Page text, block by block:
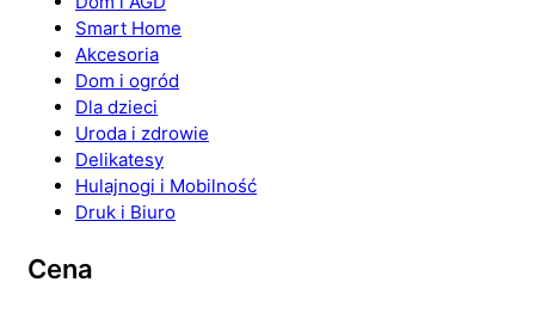
Smart Home
Akcesoria
Dom i ogród
Dla dzieci
Uroda i zdrowie
Delikatesy
Hulajnogi i Mobilność
Druk i Biuro
Cena